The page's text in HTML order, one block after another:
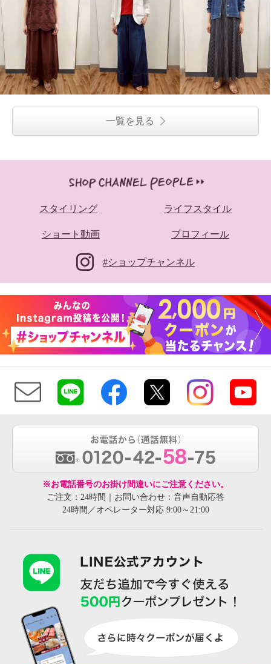
一覧を見る
スタイリング ライフスタイル
ショート動画 プロフィール
#ショップチャンネル
※お電話番号のお掛け間違いにご注意ください。
ご注文：24時間｜お問い合わせ：音声自動応答
24時間／オペレーター対応 9:00～21:00